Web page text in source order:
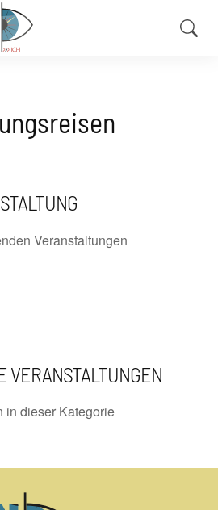
Veranstaltungen
VERANSTALTUNGEN
in dieser Kategorie